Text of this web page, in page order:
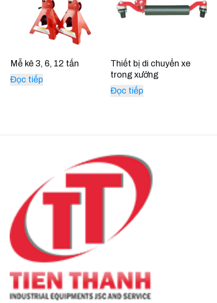
Mễ kê 3, 6, 12 tấn
Đọc tiếp
Thiết bị di chuyển xe
trong xưởng
Đọc tiếp